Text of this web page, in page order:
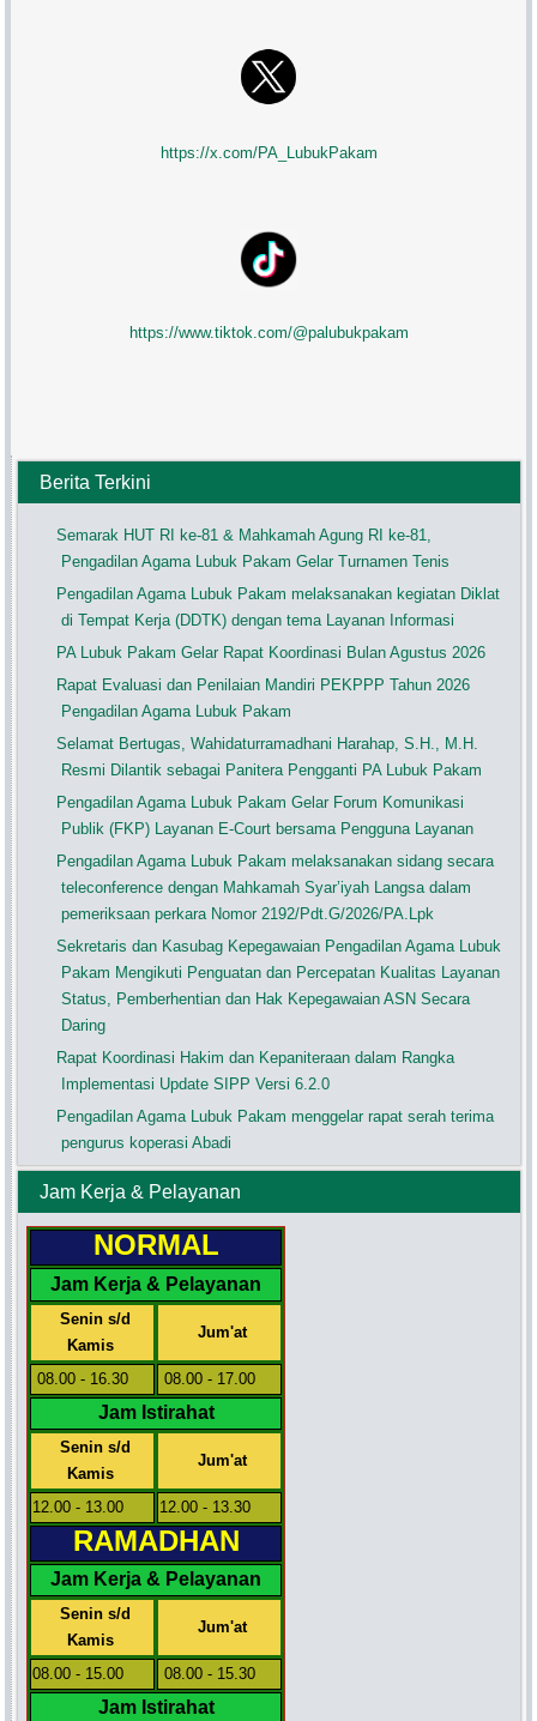
https://x.com/PA_LubukPakam
https://www.tiktok.com/@palubukpakam
Berita Terkini
Semarak HUT RI ke-81 & Mahkamah Agung RI ke-81,
Pengadilan Agama Lubuk Pakam Gelar Turnamen Tenis
Pengadilan Agama Lubuk Pakam melaksanakan kegiatan Diklat
di Tempat Kerja (DDTK) dengan tema Layanan Informasi
PA Lubuk Pakam Gelar Rapat Koordinasi Bulan Agustus 2026
Rapat Evaluasi dan Penilaian Mandiri PEKPPP Tahun 2026
Pengadilan Agama Lubuk Pakam
Selamat Bertugas, Wahidaturramadhani Harahap, S.H., M.H.
Resmi Dilantik sebagai Panitera Pengganti PA Lubuk Pakam
Pengadilan Agama Lubuk Pakam Gelar Forum Komunikasi
Publik (FKP) Layanan E-Court bersama Pengguna Layanan
Pengadilan Agama Lubuk Pakam melaksanakan sidang secara
teleconference dengan Mahkamah Syar’iyah Langsa dalam
pemeriksaan perkara Nomor 2192/Pdt.G/2026/PA.Lpk
Sekretaris dan Kasubag Kepegawaian Pengadilan Agama Lubuk
Pakam Mengikuti Penguatan dan Percepatan Kualitas Layanan
Status, Pemberhentian dan Hak Kepegawaian ASN Secara
Daring
Rapat Koordinasi Hakim dan Kepaniteraan dalam Rangka
Implementasi Update SIPP Versi 6.2.0
Pengadilan Agama Lubuk Pakam menggelar rapat serah terima
pengurus koperasi Abadi
Jam Kerja & Pelayanan
NORMAL
Jam Kerja & Pelayanan
Senin s/d
Kamis
Jum'at
08.00 - 16.30 08.00 - 17.00
Jam Istirahat
Senin s/d
Kamis
Jum'at
12.00 - 13.00 12.00 - 13.30
RAMADHAN
Jam Kerja & Pelayanan
Senin s/d
Kamis
Jum'at
08.00 - 15.00 08.00 - 15.30
Jam Istirahat